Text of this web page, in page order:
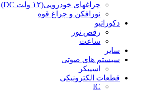
چراغهای خودرویی(۱۲ ولت DC)
نورافکن و چراغ قوه
دکوراتیو
رقص نور
ساعت
سایر
سیستم های صوتی
اسپیکر
قطعات الکترونیکی
IC